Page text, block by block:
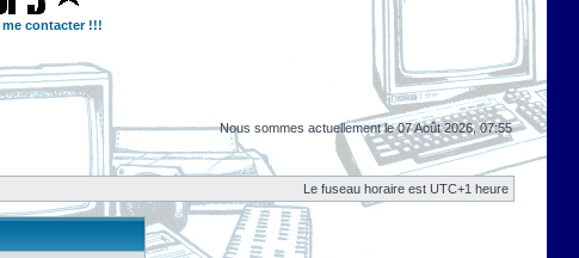
me contacter !!!
Nous sommes actuellement le 07 Août 2026, 07:55
Le fuseau horaire est UTC+1 heure